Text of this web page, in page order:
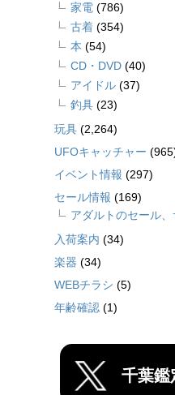
家電 (786)
古着 (354)
本 (54)
CD・DVD (40)
アイドル (37)
釣具 (23)
玩具 (2,264)
UFOキャッチャー
イベント情報 (297)
セール情報 (169)
アダルトのセール
入荷案内 (34)
楽器 (34)
WEBチラシ (5)
年齢確認 (1)
千葉鑑